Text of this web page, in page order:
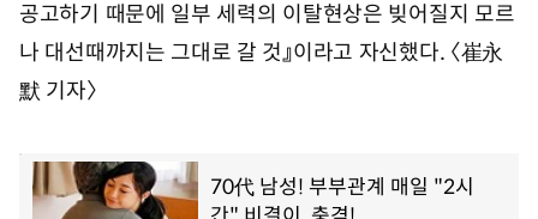
공고하기 때문에 일부 세력의 이탈현상은 빚어질지 모르
나 대선때까지는 그대로 갈 것』이라고 자신했다. 〈崔永
默 기자〉